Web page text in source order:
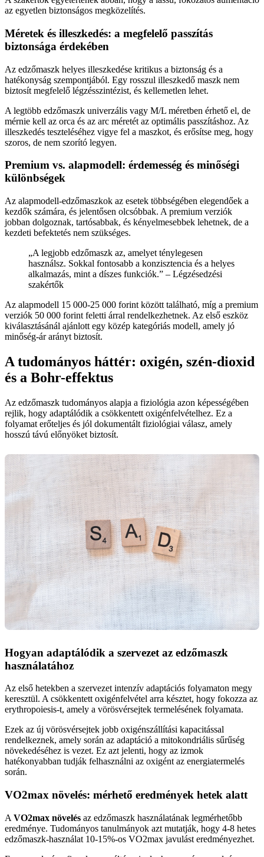
az egyetlen biztonságos megközelítés.
Méretek és illeszkedés: a megfelelő passzítás
biztonsága érdekében
Az edzőmaszk helyes illeszkedése kritikus a biztonság és a
hatékonyság szempontjából. Egy rosszul illeszkedő maszk nem
biztosít megfelelő légzésszintézist, és kellemetlen lehet.
A legtöbb edzőmaszk univerzális vagy M/L méretben érhető el, de
mérnie kell az orca és az arc méretét az optimális passzításhoz. Az
illeszkedés teszteléséhez vigye fel a maszkot, és erősítse meg, hogy
szoros, de nem szorító legyen.
Premium vs. alapmodell: érdemesség és minőségi
különbségek
Az alapmodell-edzőmaszkok az esetek többségében elegendőek a
kezdők számára, és jelentősen olcsóbbak. A premium verziók
jobban dolgoznak, tartósabbak, és kényelmesebbek lehetnek, de a
kezdeti befektetés nem szükséges.
„A legjobb edzőmaszk az, amelyet ténylegesen
használsz. Sokkal fontosabb a konzisztencia és a helyes
alkalmazás, mint a díszes funkciók.” – Légzésedzési
szakértők
Az alapmodell 15 000-25 000 forint között található, míg a premium
verziók 50 000 forint feletti árral rendelkezhetnek. Az első eszköz
kiválasztásánál ajánlott egy közép kategóriás modell, amely jó
minőség-ár arányt biztosít.
A tudományos háttér: oxigén, szén-dioxid
és a Bohr-effektus
Az edzőmaszk tudományos alapja a fiziológia azon képességében
rejlik, hogy adaptálódik a csökkentett oxigénfelvételhez. Ez a
folyamat erőteljes és jól dokumentált fiziológiai válasz, amely
hosszú távú előnyöket biztosít.
Hogyan adaptálódik a szervezet az edzőmaszk
használatához
Az első hetekben a szervezet intenzív adaptációs folyamaton megy
keresztül. A csökkentett oxigénfelvétel arra késztet, hogy fokozza az
erythropoiesis-t, amely a vörösvérsejtek termelésének folyamata.
Ezek az új vörösvérsejtek jobb oxigénszállítási kapacitással
rendelkeznek, amely során az adaptáció a mitokondriális sűrűség
növekedéséhez is vezet. Ez azt jelenti, hogy az izmok
hatékonyabban tudják felhasználni az oxigént az energiatermelés
során.
VO2max növelés: mérhető eredmények hetek alatt
A VO2max növelés az edzőmaszk használatának legmérhetőbb
eredménye. Tudományos tanulmányok azt mutatják, hogy 4-8 hetes
edzőmaszk-használat 10-15%-os VO2max javulást eredményezhet.